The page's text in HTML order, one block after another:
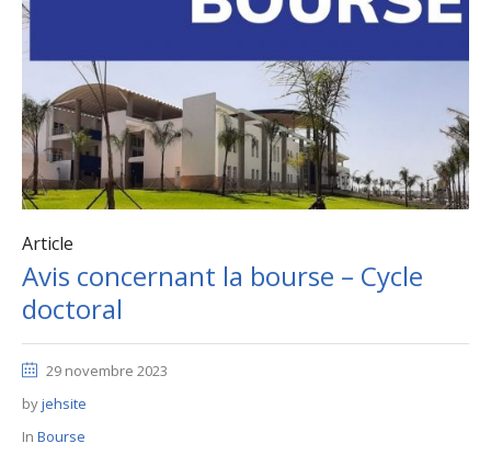
Article
Avis concernant la bourse – Cycle
doctoral
29 novembre 2023
byjehsite
In Bourse